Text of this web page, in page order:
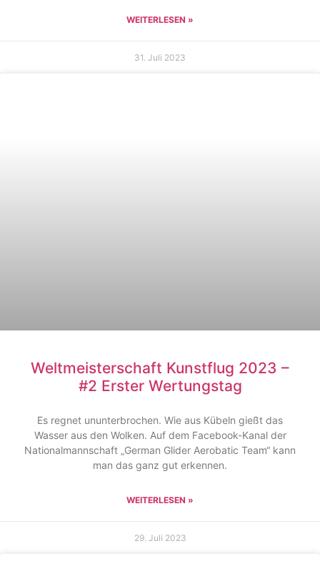
WEITERLESEN »
31. Juli 2023
Weltmeisterschaft Kunstflug 2023 –
#2 Erster Wertungstag
Es regnet ununterbrochen. Wie aus Kübeln gießt das
Wasser aus den Wolken. Auf dem Facebook-Kanal der
Nationalmannschaft „German Glider Aerobatic Team“ kann
man das ganz gut erkennen.
WEITERLESEN »
29. Juli 2023